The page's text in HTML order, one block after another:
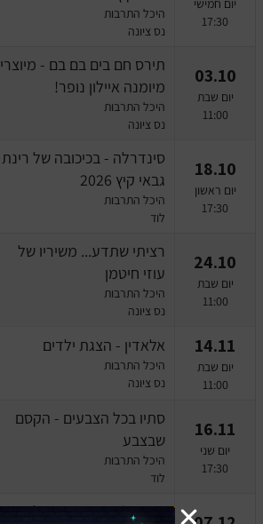
יום חמישי
17:30
היכל התרבות
נס ציונה
03.10
יום שבת
11:00
תירס חם בים בם בם - מיוצרי
מיומנה איילון נופר!
היכל התרבות
נס ציונה
18.10
יום ראשון
17:30
סינדרלה - בכיכובה של רינת
גבאי קיץ 2026
היכל התרבות
לוד
24.10
יום שבת
11:00
רציתי שתדע... משיריו של
עוזי חיטמן
היכל התרבות
נס ציונה
14.11
יום שבת
11:00
אלאדין - הצגת ילדים
היכל התרבות
נס ציונה
16.11
יום שני
17:30
סתיו בכל הצבעים - הקסם
שבצבע
היכל התרבות
לוד
טרזן וג'יין, בין שני העולמות -